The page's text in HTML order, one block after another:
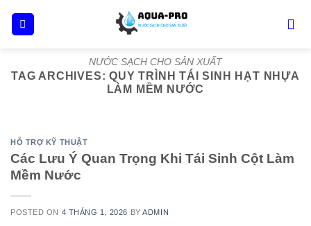
NƯỚC SẠCH CHO SẢN XUẤT
TAG ARCHIVES:QUY TRÌNH TÁI SINH HẠT NHỰA
LÀM MỀM NƯỚC
HỖ TRỢ KỸ THUẬT
Các Lưu Ý Quan Trọng Khi Tái Sinh Cột Làm
Mềm Nước
POSTED ON 4 THÁNG 1, 2026 BYADMIN